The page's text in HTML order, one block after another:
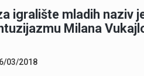
igralište mladih naziv
Milana
03/2018